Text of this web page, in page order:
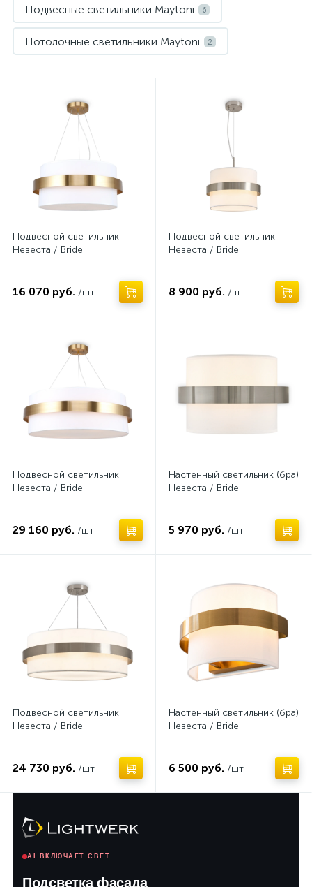
Подвесные светильники Maytoni 6
Потолочные светильники Maytoni 2
Подвесной светильник
Невеста / Bride
16 070 руб. /шт
Подвесной светильник
Невеста / Bride
8 900 руб. /шт
Подвесной светильник
Невеста / Bride
29 160 руб. /шт
Настенный светильник (бра)
Невеста / Bride
5 970 руб. /шт
Подвесной светильник
Невеста / Bride
24 730 руб. /шт
Настенный светильник (бра)
Невеста / Bride
6 500 руб. /шт
AI ВКЛЮЧАЕТ СВЕТ
Подсветка фасада